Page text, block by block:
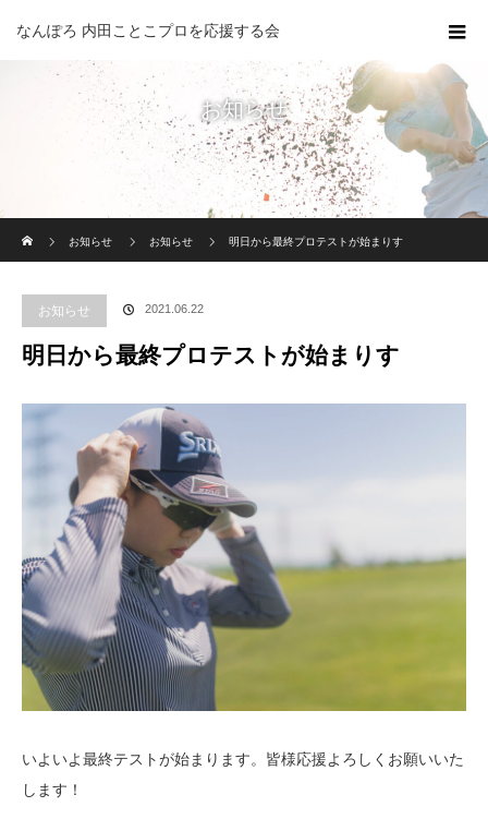
なんぽろ 内田ことこプロを応援する会
お知らせ
お知らせ
お知らせ 明日から最終プロテストが始まりす
お知らせ 2021.06.22
明日から最終プロテストが始まりす
いよいよ最終テストが始まります。皆様応援よろしくお願いいた
します！